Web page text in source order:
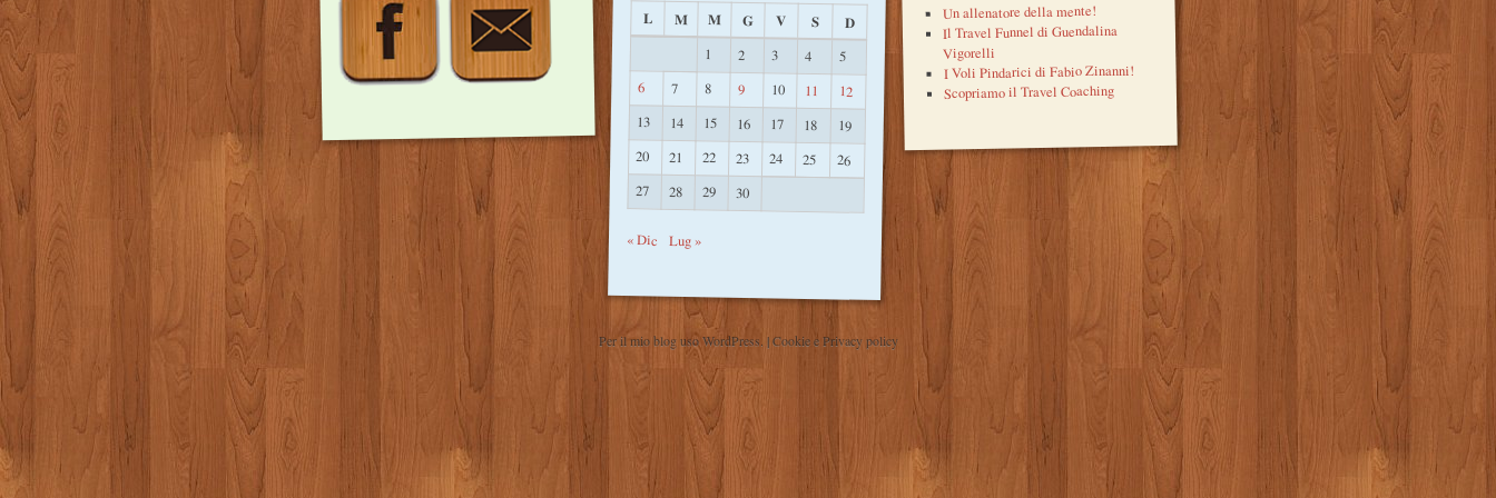
L M M G V S D
1 2 3 4
5
6
7 8 9 10 11
12
13
14 15 16 17 18 19
20 21 22 23 24 25 26
27 28 29 30
« Dic Lug »
Un allenatore della mente!
Il Travel Funnel di Guendalina
Vigorelli
I Voli Pindarici di Fabio Zinanni!
Scopriamo il Travel Coaching
Per il mio blog uso WordPress. |Cookie e Privacy policy